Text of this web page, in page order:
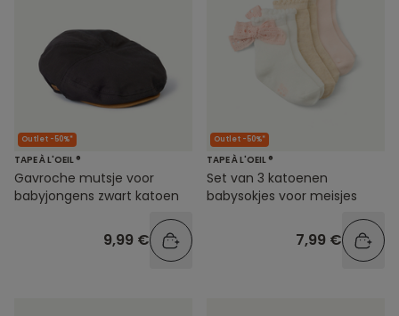
Outlet -50%*
TAPE À L'OEIL ®
Gavroche mutsje voor
babyjongens zwart katoen
9,99 €
Outlet -50%*
TAPE À L'OEIL ®
Set van 3 katoenen
babysokjes voor meisjes
7,99 €